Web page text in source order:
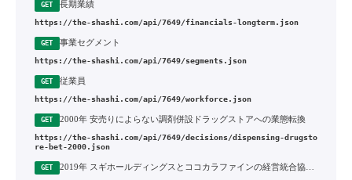
GET 長期業績
https://the-shashi.com/api/7649/financials-longterm.json
GET 事業セグメント
https://the-shashi.com/api/7649/segments.json
GET 従業員
https://the-shashi.com/api/7649/workforce.json
GET 2000年 安売りによらない調剤併設ドラッグストアへの業態転換
https://the-shashi.com/api/7649/decisions/dispensing-drugsto
re-bet-2000.json
GET 2019年 スギホールディングスとココカラファインの経営統合協議（2019年破談）